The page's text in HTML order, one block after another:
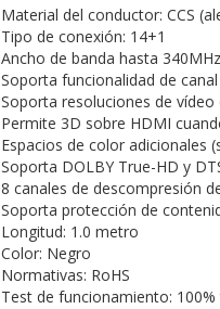
Material del conductor: CCS
Tipo de conexión: 14+1
Ancho de banda hasta
Soporta funcionalidad de
Soporta resoluciones de vídeo
Permite 3D sobre HDMI
Espacios de color adicionales
Soporta DOLBY True-HD y
8 canales de descompresión
Soporta protección de
Longitud: 1.0 metro
Color: Negro
Normativas: RoHS
Test de funcionamiento: